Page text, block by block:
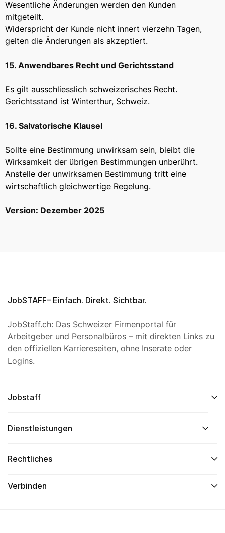
Wesentliche Änderungen werden den Kunden
mitgeteilt.
Widerspricht der Kunde nicht innert vierzehn Tagen,
gelten die Änderungen als akzeptiert.
15. Anwendbares Recht und Gerichtsstand
Es gilt ausschliesslich schweizerisches Recht.
Gerichtsstand ist Winterthur, Schweiz.
16. Salvatorische Klausel
Sollte eine Bestimmung unwirksam sein, bleibt die
Wirksamkeit der übrigen Bestimmungen unberührt.
Anstelle der unwirksamen Bestimmung tritt eine
wirtschaftlich gleichwertige Regelung.
Version: Dezember 2025
JobSTAFF– Einfach. Direkt. Sichtbar.
JobStaff.ch: Das Schweizer Firmenportal für
Arbeitgeber und Personalbüros – mit direkten Links zu
den offiziellen Karriereseiten, ohne Inserate oder
Logins.
Jobstaff
Dienstleistungen
Rechtliches
Verbinden